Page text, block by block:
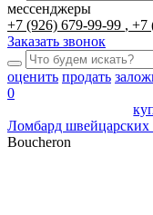
мессенджеры
+7 (926) 679-99-99
+7
Заказать звонок
оценить продать
0
Ломбард швейцарских
Boucheron